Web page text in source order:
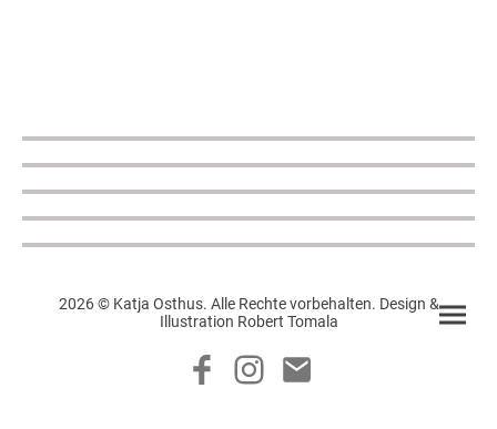
2026 © Katja Osthus. Alle Rechte vorbehalten. Design &
Illustration Robert Tomala